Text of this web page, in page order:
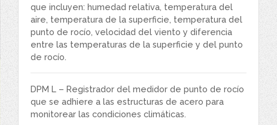
que incluyen: humedad relativa, temperatura del
aire, temperatura de la superficie, temperatura del
punto de rocío, velocidad del viento y diferencia
entre las temperaturas de la superficie y del punto
de rocío.
DPM L – Registrador del medidor de punto de rocío
que se adhiere a las estructuras de acero para
monitorear las condiciones climáticas.